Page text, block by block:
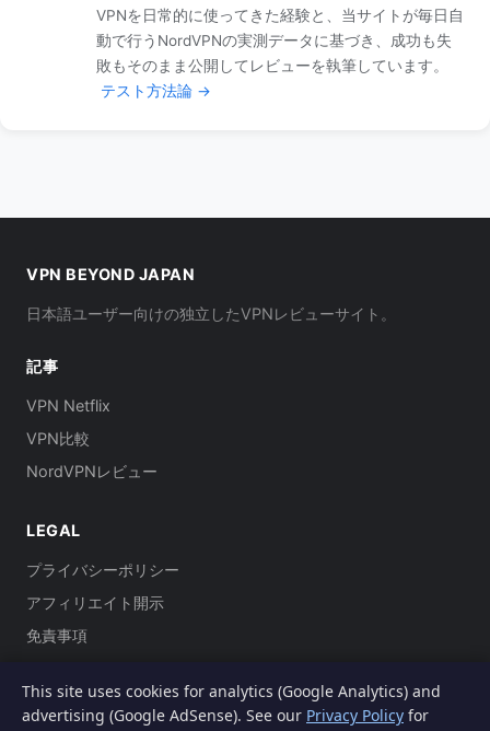
VPNを日常的に使ってきた経験と、当サイトが毎日自
動で行うNordVPNの実測データに基づき、成功も失
敗もそのまま公開してレビューを執筆しています。
テスト方法論 →
VPN BEYOND JAPAN
日本語ユーザー向けの独立したVPNレビューサイト。
記事
VPN Netflix
VPN比較
NordVPNレビュー
LEGAL
プライバシーポリシー
アフィリエイト開示
免責事項
© 2026 VPN Beyond.
This site uses cookies for analytics (Google Analytics) and
advertising (Google AdSense). See our Privacy Policy for